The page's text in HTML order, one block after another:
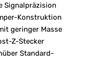
Signalpräzision
Konstruktion
geringer Masse
Z-Stecker
Standard-